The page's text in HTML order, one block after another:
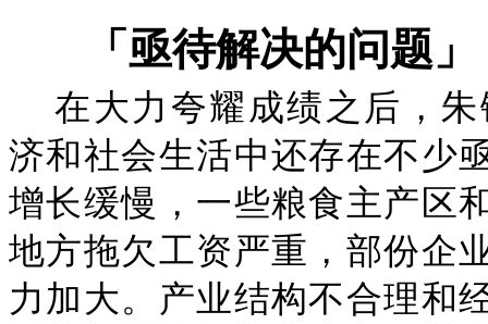
「亟待解决的问题」
在大力夸耀成绩之后，
济和社会生活中还存在不少
增长缓慢，一些粮食主产区
地方拖欠工资严重，部份企
力加大。产业结构不合理和